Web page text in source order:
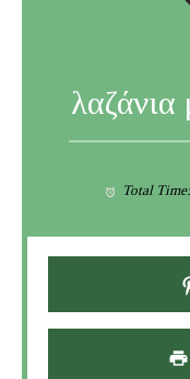
λαζάνια
Total Time: